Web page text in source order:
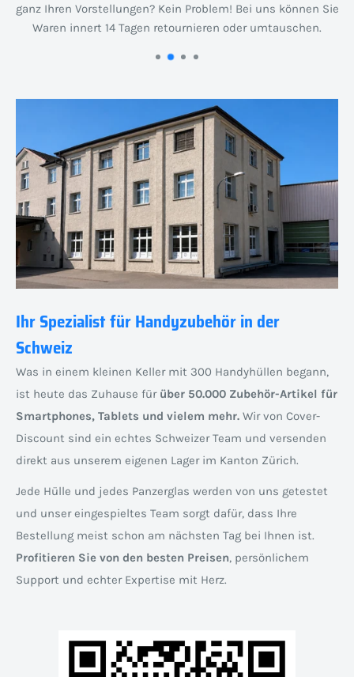
ganz Ihren Vorstellungen? Kein Problem! Bei uns können Sie
Waren innert 14 Tagen retournieren oder umtauschen.
Ihr Spezialist für Handyzubehör in der
Schweiz
Was in einem kleinen Keller mit 300 Handyhüllen begann,
ist heute das Zuhause für über 50.000 Zubehör-Artikel für
Smartphones, Tablets und vielem mehr. Wir von Cover-
Discount sind ein echtes Schweizer Team und versenden
direkt aus unserem eigenen Lager im Kanton Zürich.
Jede Hülle und jedes Panzerglas werden von uns getestet
und unser eingespieltes Team sorgt dafür, dass Ihre
Bestellung meist schon am nächsten Tag bei Ihnen ist.
Profitieren Sie von den besten Preisen, persönlichem
Support und echter Expertise mit Herz.